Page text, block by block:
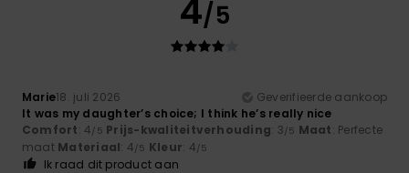
4/5
Marie18. juli 2026
Geverifieerde aankoop
It was my daughter’s choice; I think he’s really nice
Comfort: 4/5 Prijs-kwaliteitverhouding: 3/5 Maat: Perfecte
maat Materiaal: 4/5 Kleur: 4/5
Ik raad dit product aan